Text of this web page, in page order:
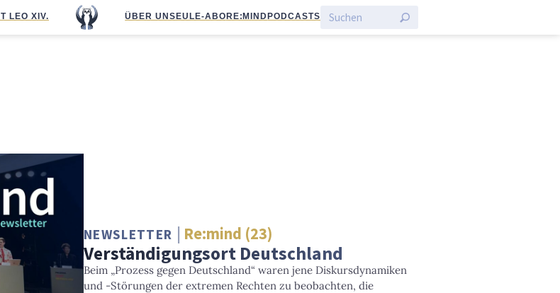
LEO XIV. ÜBER UNS EULE-ABO RE:MIND PODCASTS
NEWSLETTER Re:mind (23)
Verständigungsort Deutschland
Beim „Prozess gegen Deutschland“ waren jene Diskursdynamiken
und -Störungen der extremen Rechten zu beobachten, die